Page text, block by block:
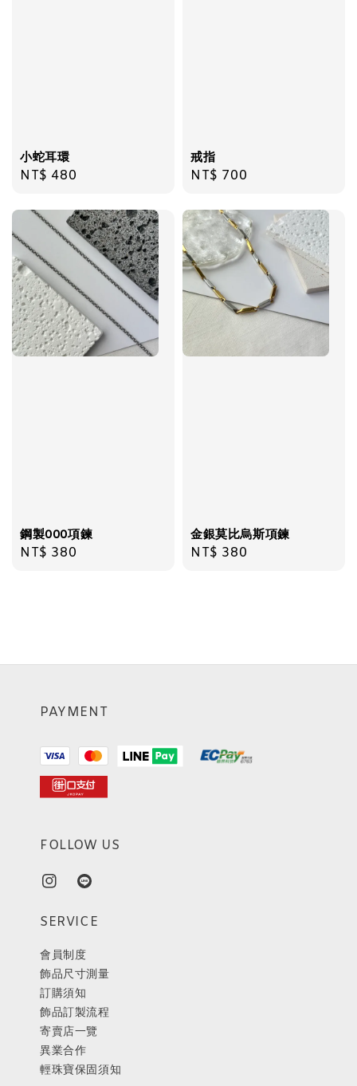
小蛇耳環
Regular
NT$ 480
戒指
Regular
NT$ 700
鋼製000項鍊
Regular
NT$ 380
金銀莫比烏斯項鍊
Regular
NT$ 380
PAYMENT
FOLLOW US
SERVICE
會員制度
飾品尺寸測量
訂購須知
飾品訂製流程
寄賣店一覽
異業合作
輕珠寶保固須知